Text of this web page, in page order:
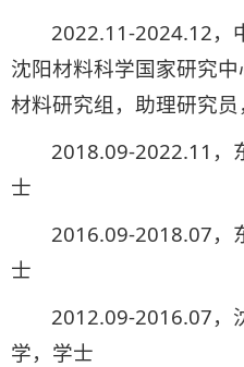
2022.11-2024.12，
沈阳材料科学国家研究
材料研究组，助理研究
2018.09-2022.11，
士
2016.09-2018.07，
士
2012.09-2016.07，
学，学士